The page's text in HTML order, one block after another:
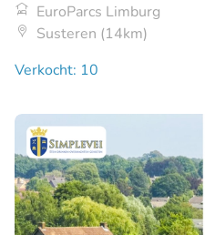
EuroParcs Limburg
Susteren (14km)
Verkocht: 10